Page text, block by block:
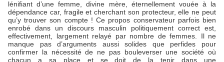
lénifiant d’une femme, divine mère, éternellement vouée à la
dépendance car, fragile et cherchant son protecteur, elle ne peut
qu’y trouver son compte ! Ce propos conservateur parfois bien
enrobé dans un discours masculin politiquement correct est,
effectivement, largement relayé par nombre de femmes. Il ne
manque pas d’arguments aussi solides que perfides pour
confirmer la nécessité de ne pas bouleverser une société où
chacun a sa place et se doit de la tenir dans une